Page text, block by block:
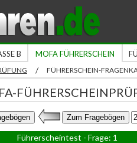
B MOFA FÜHRERSCHEIN
/ FÜHRERSCHEIN-
Führerscheintest - Frage: 1